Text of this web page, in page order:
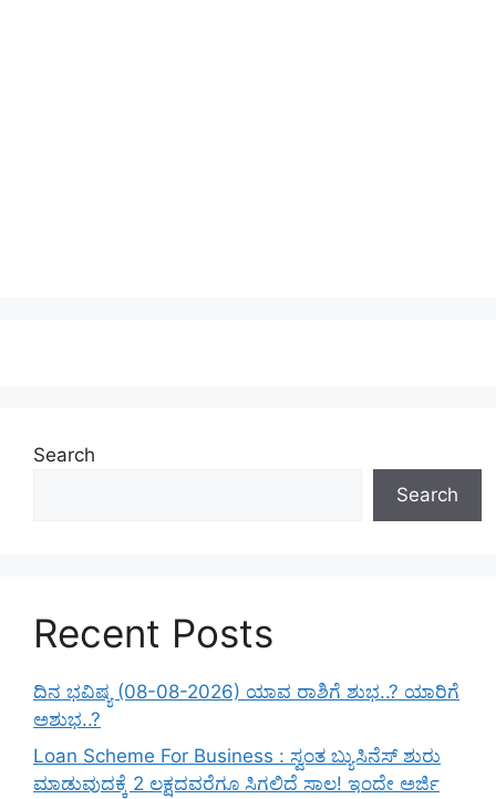
Search
Search
Recent Posts
ದಿನ ಭವಿಷ್ಯ (08-08-2026) ಯಾವ ರಾಶಿಗೆ ಶುಭ..? ಯಾರಿಗೆ
ಅಶುಭ..?
Loan Scheme For Business : ಸ್ವಂತ ಬ್ಯುಸಿನೆಸ್ ಶುರು
ಮಾಡುವುದಕ್ಕೆ 2 ಲಕ್ಷದವರೆಗೂ ಸಿಗಲಿದೆ ಸಾಲ! ಇಂದೇ ಅರ್ಜಿ